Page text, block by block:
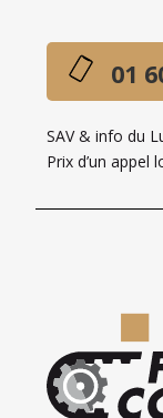
01
SAV & info du
Prix d’un appel